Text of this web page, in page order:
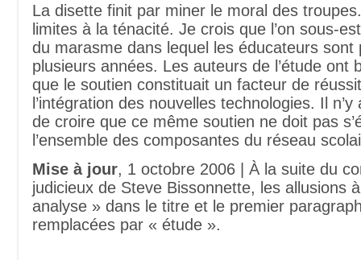
La disette finit par miner le moral des
limites à la ténacité. Je crois que l’on sous-
du marasme dans lequel les éducateurs sont
plusieurs années. Les auteurs de l’étude ont
que le soutien constituait un facteur de
l’intégration des nouvelles technologies. Il
de croire que ce même soutien ne doit pas
l’ensemble des composantes du réseau
Mise à jour, 1 octobre 2006 | À la suite du
judicieux de Steve Bissonnette, les allusions
analyse » dans le titre et le premier
remplacées par « étude ».